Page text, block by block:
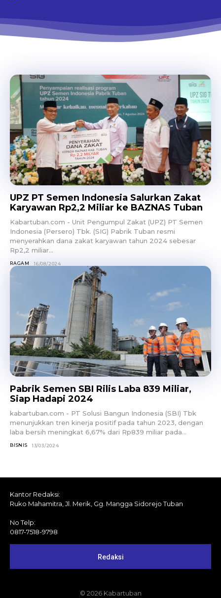
UPZ PT Semen Indonesia Salurkan Zakat
Karyawan Rp2,2 Miliar ke BAZNAS Tuban
Kabartuban.com - Unit Pengumpul Zakat (UPZ) PT Semen
Indonesia (Persero) Tbk. (SIG) Pabrik Tuban resmi
menyerahkan dana zakat karyawan tahun 2024 sebesar
Rp2,2 miliar...
RAGAM 16/08/2024
Pabrik Semen SBI Rilis Laba 839 Miliar,
Siap Hadapi 2024
kabartuban.com - PT Solusi Bangun Indonesia (SBI) Tbk
menunjukkan tren kinerja positif pada tahun 2023, dengan
laba bersih meningkat 6,67% dari Rp839 miliar pada...
BISNIS 13/03/2024
Kantor Redaksi:
Ruko Mahamitra, Jl. Merik, Gg. Mangga Sidorejo Tuban
No Telp:
0817-7518-9798
Redaksi
© 2026 Kabartuban